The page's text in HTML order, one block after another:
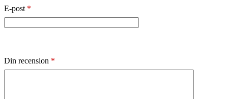
E-post *
Din recension *